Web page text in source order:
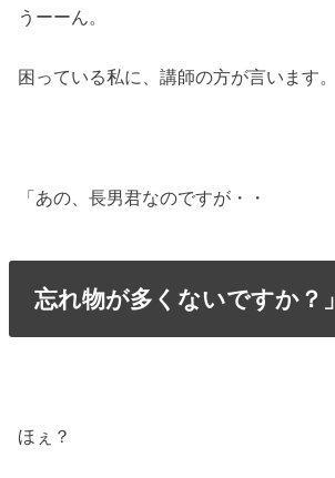
うーーん。
困っている私に、講師の方が言います。
「あの、長男君なのですが・・
忘れ物が多くないですか？」
ほぇ？